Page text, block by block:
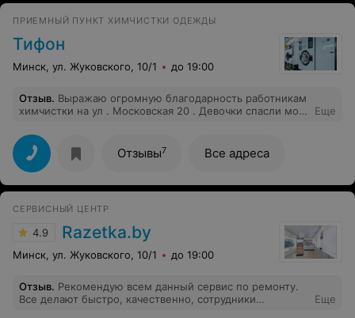
ПРИЕМНЫЙ ПУНКТ ХИМЧИСТКИ ОДЕЖДЫ
Тифон
Минск, ул. Жуковского, 10/1 до 19:00
Отзыв. Выражаю огромную благодарность работникам
химчистки на ул . Московская 20 . Девочки спасли мое
температурного режима стало все в пятнах.
Профессионалы высшей категории!
Еще
Отзывы7 Все адреса
СЕРВИСНЫЙ ЦЕНТР
4.9 Razetka.by
Минск, ул. Жуковского, 10/1 до 19:00
Отзыв. Рекомендую всем данный сервис по ремонту.
Все делают быстро, качественно, сотрудники
Еще